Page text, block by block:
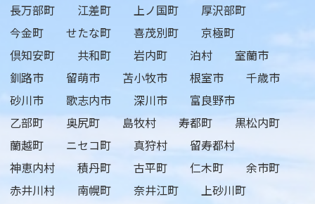
長万部町
江差町 上ノ国町
厚沢部町
今金町
せたな町 喜茂別町
京極町
倶知安町
共和町 岩内町 泊村
室蘭市
釧路市
留萌市 苫小牧市 根室市
千歳市
砂川市
歌志内市 深川市
富良野市
乙部町
奥尻町 島牧村 寿都町
黒松内町
蘭越町
ニセコ町 真狩村
留寿都村
神恵内村
積丹町 古平町 仁木町
余市町
赤井川村
南幌町 奈井江町
上砂川町